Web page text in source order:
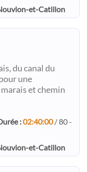
et-Catillon
du canal du
une
et chemin
:02:40:00/ 80 -
et-Catillon